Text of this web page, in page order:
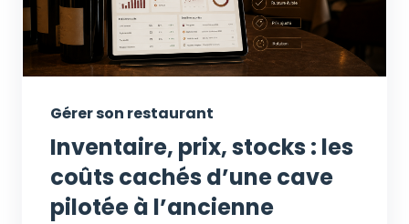
Gérer son restaurant
Inventaire, prix, stocks : les
coûts cachés d’une cave
pilotée à l’ancienne